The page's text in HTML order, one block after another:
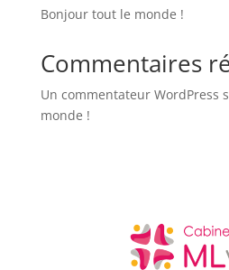
Bonjour tout le monde !
Commentaires
Un commentateur WordPress
monde !